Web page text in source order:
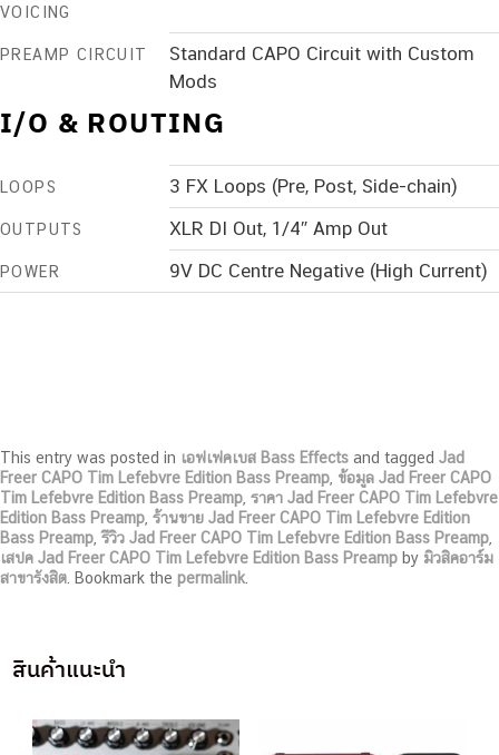
VOICING
PREAMP CIRCUIT
Standard CAPO Circuit with Custom
Mods
I/O & ROUTING
LOOPS 3 FX Loops (Pre, Post, Side-chain)
OUTPUTS XLR DI Out, 1/4″ Amp Out
POWER 9V DC Centre Negative (High Current)
This entry was posted in เอฟเฟคเบส Bass Effects and tagged Jad
Freer CAPO Tim Lefebvre Edition Bass Preamp ข้อมูล Jad Freer CAPO
Tim Lefebvre Edition Bass Preamp ราคา Jad Freer CAPO Tim Lefebvre
Edition Bass Preamp ร้านขาย Jad Freer CAPO Tim Lefebvre Edition
Bass Preamp ,รีวิว Jad Freer CAPO Tim Lefebvre Edition Bass Preamp
เสปค Jad Freer CAPO Tim Lefebvre Edition Bass Preamp by มิวสิคอาร์ม
สาขารังสิต . Bookmark the permalink
สินค้าแนะนำ